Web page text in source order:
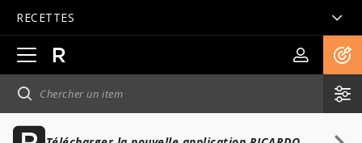
RECETTES
Ouvrir
la
navigation
principale